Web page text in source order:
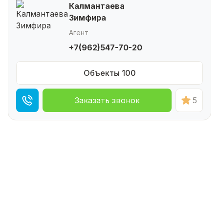
Калмантаева
Зимфира
Агент
+7(962)547-70-20
Объекты 100
Заказать звонок 5